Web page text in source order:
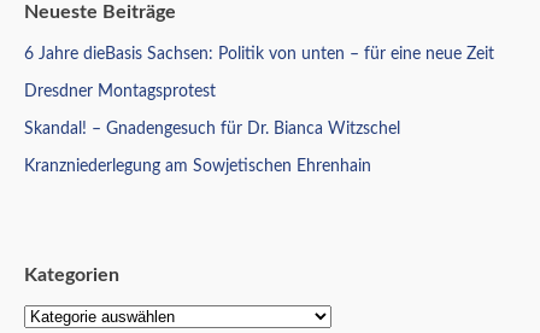
Neueste Beiträge
6 Jahre dieBasis Sachsen: Politik von unten – für eine neue Zeit
Dresdner Montagsprotest
Skandal! – Gnadengesuch für Dr. Bianca Witzschel
Kranzniederlegung am Sowjetischen Ehrenhain
Kategorien